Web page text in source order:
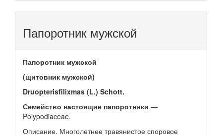
Папоротник мужской
Папоротник мужской
(щитовник мужской)
Druopterisfilixmas (L.) Schott.
Семейство настоящие папоротники —
Polypodiaceae.
Описание. Многолетнее травянистое споровое